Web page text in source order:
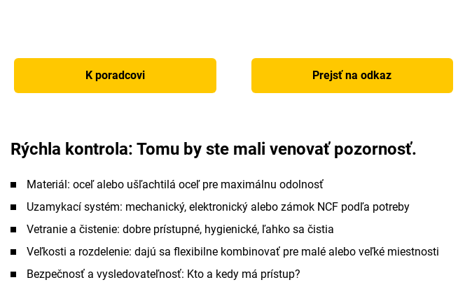
K poradcovi Prejsť na odkaz
Rýchla kontrola: Tomu by ste mali venovať pozornosť.
Materiál: oceľ alebo ušľachtilá oceľ pre maximálnu odolnosť
Uzamykací systém: mechanický, elektronický alebo zámok NCF podľa potreby
Vetranie a čistenie: dobre prístupné, hygienické, ľahko sa čistia
Veľkosti a rozdelenie: dajú sa flexibilne kombinovať pre malé alebo veľké miestnosti
Bezpečnosť a vysledovateľnosť: Kto a kedy má prístup?